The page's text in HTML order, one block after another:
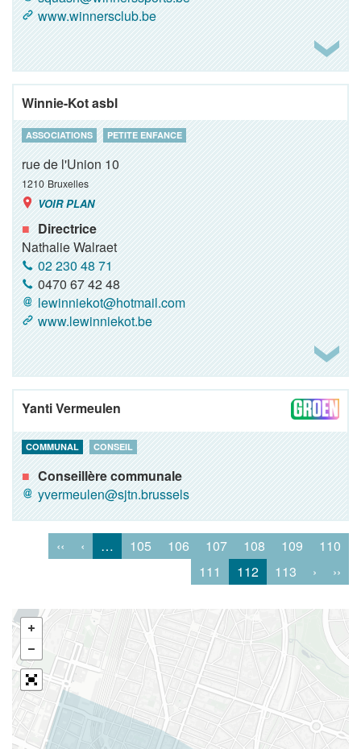
www.winnersclub.be
Winnie-Kot asbl
ASSOCIATIONS PETITE ENFANCE
rue de l'Union 10
1210 Bruxelles
VOIR PLAN
Directrice
Nathalie Walraet
02 230 48 71
0470 67 42 48
lewinniekot@hotmail.com
www.lewinniekot.be
Yanti Vermeulen
COMMUNAL CONSEIL
Conseillère communale
yvermeulen@sjtn.brussels
‹‹ ‹ … 105 106 107 108 109
110
111
112 113 › ››